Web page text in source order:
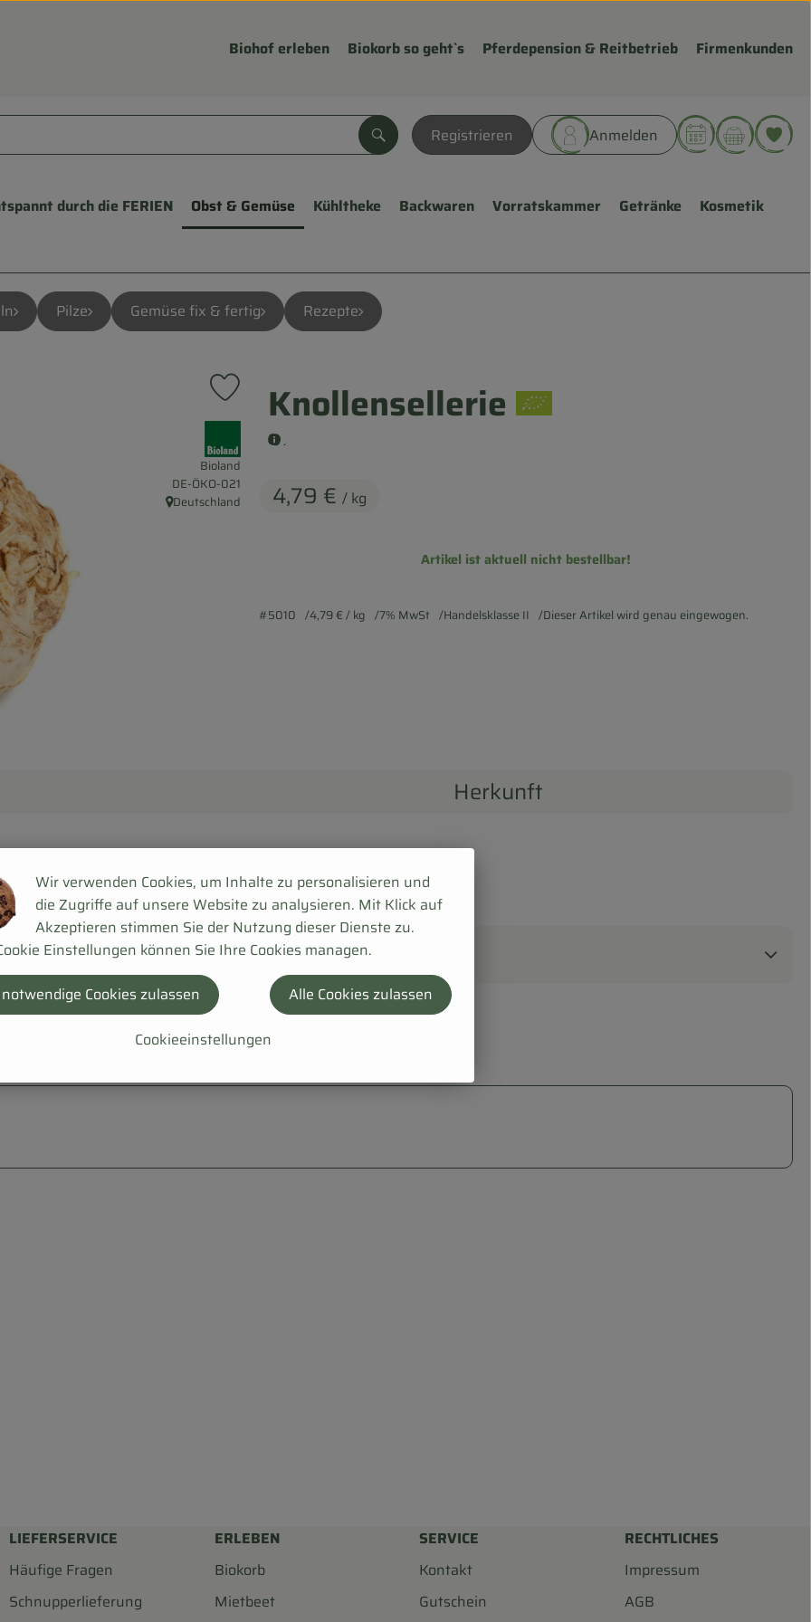
Biohof erleben Biokorb so geht`s Pferdepension & Reitbetrieb Firmenkunden
Registrieren Anmelden
Suchen
durch die FERIEN Obst & Gemüse Kühltheke Backwaren Vorratskammer Getränke Kosmetik
Pilze Gemüse fix & fertig Rezepte
Knollensellerie
.
4,79 € / kg
Produkt zu Favouriten hinzufügen
Bioland
, Kontrollstelle:
DE-ÖKO-021
, Herkunft:
Deutschland
Artikel ist aktuell nicht bestellbar!
#5010 4,79 €/ kg 7% MwSt Handelsklasse II Dieser Artikel wird genau eingewogen.
Herkunft
LIEFERSERVICE
Häufige Fragen
Schnupperlieferung
ERLEBEN
Biokorb
Mietbeet
SERVICE
Kontakt
Gutschein
RECHTLICHES
Impressum
AGB
Wir verwenden Cookies, um Inhalte zu personalisieren und
die Zugriffe auf unsere Website zu analysieren. Mit Klick auf
Akzeptieren stimmen Sie der Nutzung dieser Dienste zu.
Einstellungen können Sie Ihre Cookies managen.
Cookieeinstellungen
Cookies zulassen Alle Cookies zulassen